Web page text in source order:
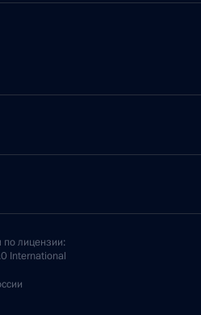
по лицензии:
International